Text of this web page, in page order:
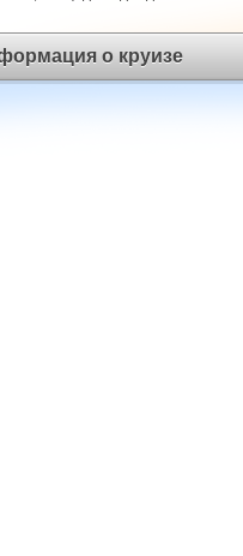
о круизе